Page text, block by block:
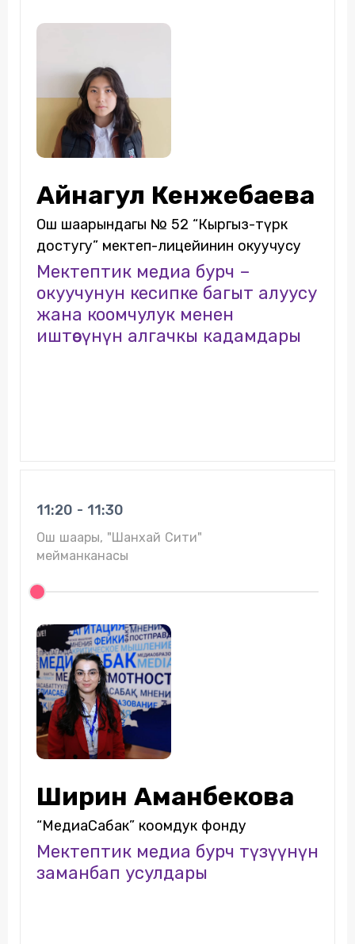
Айнагул Кенжебаева
Ош шаарындагы № 52 “Кыргыз-түрк
достугу” мектеп-лицейинин окуучусу
Мектептик медиа бурч –
окуучунун кесипке багыт алуусу
жана коомчулук менен
иштөөсүнүн алгачкы кадамдары
11:20 - 11:30
Ош шаары, "Шанхай Сити"
мейманканасы
Ширин Аманбекова
“МедиаСабак” коомдук фонду
Мектептик медиа бурч түзүүнүн
заманбап усулдары